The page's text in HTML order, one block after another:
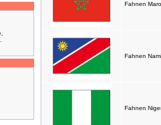
Fahnen
Fahnen
Fahnen